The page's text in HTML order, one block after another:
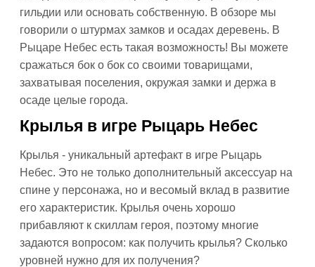
гильдии или основать собственную. В обзоре мы
говорили о штурмах замков и осадах деревень. В
Рыцаре Небес есть такая возможность! Вы можете
сражаться бок о бок со своими товарищами,
захватывая поселения, окружая замки и держа в
осаде целые города.
Крылья в игре Рыцарь Небес
Крылья - уникальный артефакт в игре Рыцарь
Небес. Это не только дополнительный аксессуар на
спине у персонажа, но и весомый вклад в развитие
его характеристик. Крылья очень хорошо
прибавляют к скиллам героя, поэтому многие
задаются вопросом: как получить крылья? Сколько
уровней нужно для их получения?